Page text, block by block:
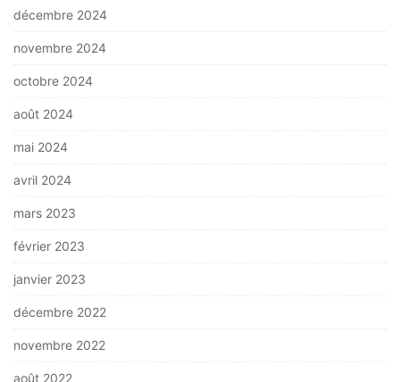
décembre 2024
novembre 2024
octobre 2024
août 2024
mai 2024
avril 2024
mars 2023
février 2023
janvier 2023
décembre 2022
novembre 2022
août 2022